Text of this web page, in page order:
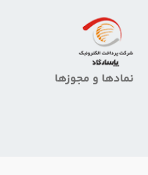
نمادها و مجوزها